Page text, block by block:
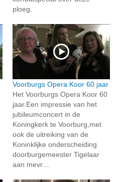
ploeg.
Voorburgs Opera Koor 60 jaar
Het Voorburgs Opera Koor 60
jaar.Een impressie van het
jubileumconcert in de
Koningkerk te Voorburg,met
ook de uitreiking van de
Koninklijke onderscheiding
doorburgemeester Tigelaar
aan mevr....